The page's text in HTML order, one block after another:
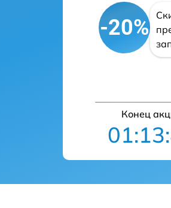
-20%
Конец